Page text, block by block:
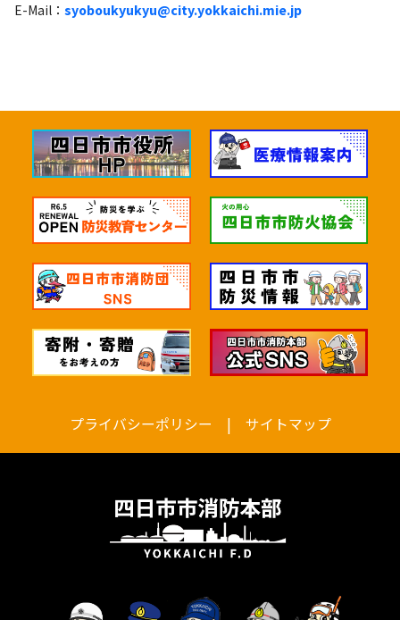
E-Mail： syoboukyukyu@city.yokkaichi.mie.jp
プライバシーポリシー | サイトマップ
四日市市消防本部
あなたが聞きたいことを選んで
申請書関係について
採用情報について
防災教育センター体験お申込み